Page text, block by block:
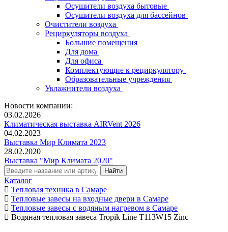
Осушители воздуха бытовые
Осушители воздуха для бассейнов
Очистители воздуха
Рециркуляторы воздуха
Большие помещения
Для дома
Для офиса
Комплектующие к рециркулятору
Образовательные учреждения
Увлажнители воздуха
Новости компании:
03.02.2026
Климатическая выставка AIRVent 2026
04.02.2023
Выставка Мир Климата 2023
28.02.2020
Выставка "Мир Климата 2020"
Каталог
Тепловая техника в Самаре
Тепловые завесы на входные двери в Самаре
Тепловые завесы с водяным нагревом в Самаре
Водяная тепловая завеса Tropik Line T113W15 Zinc